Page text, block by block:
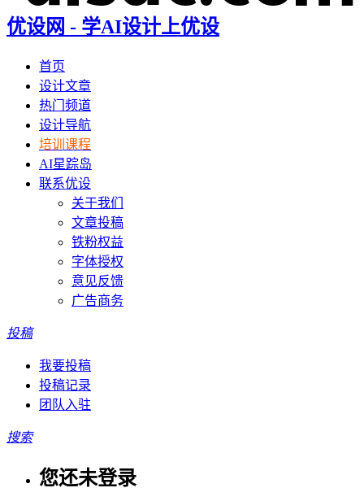
优设网 - 学AI设计上优设
首页
设计文章
热门频道
设计导航
培训课程
AI星踪岛
联系优设
关于我们
文章投稿
铁粉权益
字体授权
意见反馈
广告商务
投稿
我要投稿
投稿记录
团队入驻
搜索
您还未登录